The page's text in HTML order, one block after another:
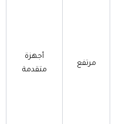
أجهزة
متقدمة
مرتفع